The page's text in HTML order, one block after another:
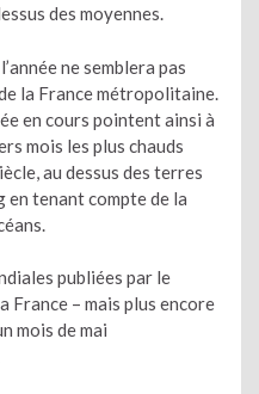
des moyennes.
ne semblera pas
la France métropolitaine.
en cours pointent ainsi à
mois les plus chauds
au dessus des terres
en tenant compte de la
publiées par le
France – mais plus encore
mois de mai